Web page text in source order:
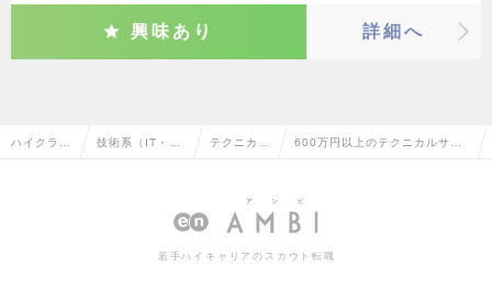
興味あり 詳細へ
ハイクラス 技術系（IT・W テクニカル 600万円以上のテクニカルサポ
若手ハイキャリアのスカウト転職